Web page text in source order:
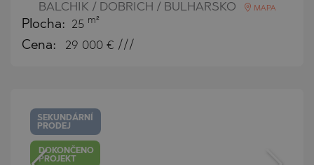
BALCHIK / DOBRICH / BULHARSKO MAPA
Plocha: 25 m²
Cena: 29 000 € ///
SEKUNDÁRNÍ
PRODEJ
DOKONČENO
PROJEKT